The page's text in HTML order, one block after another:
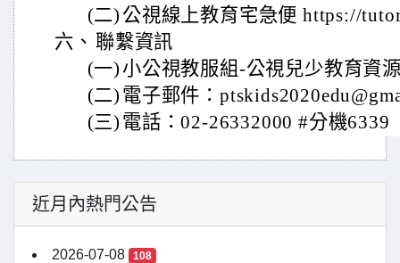
(二) 公視線上教育宅急便 https://
六、 聯繫資訊
(一)小公視教服組-公視兒少教育資
(二) 電子郵件：
(三) 電話：02-26332000 #分機6339
近月內熱門公告
2026-07-08 108